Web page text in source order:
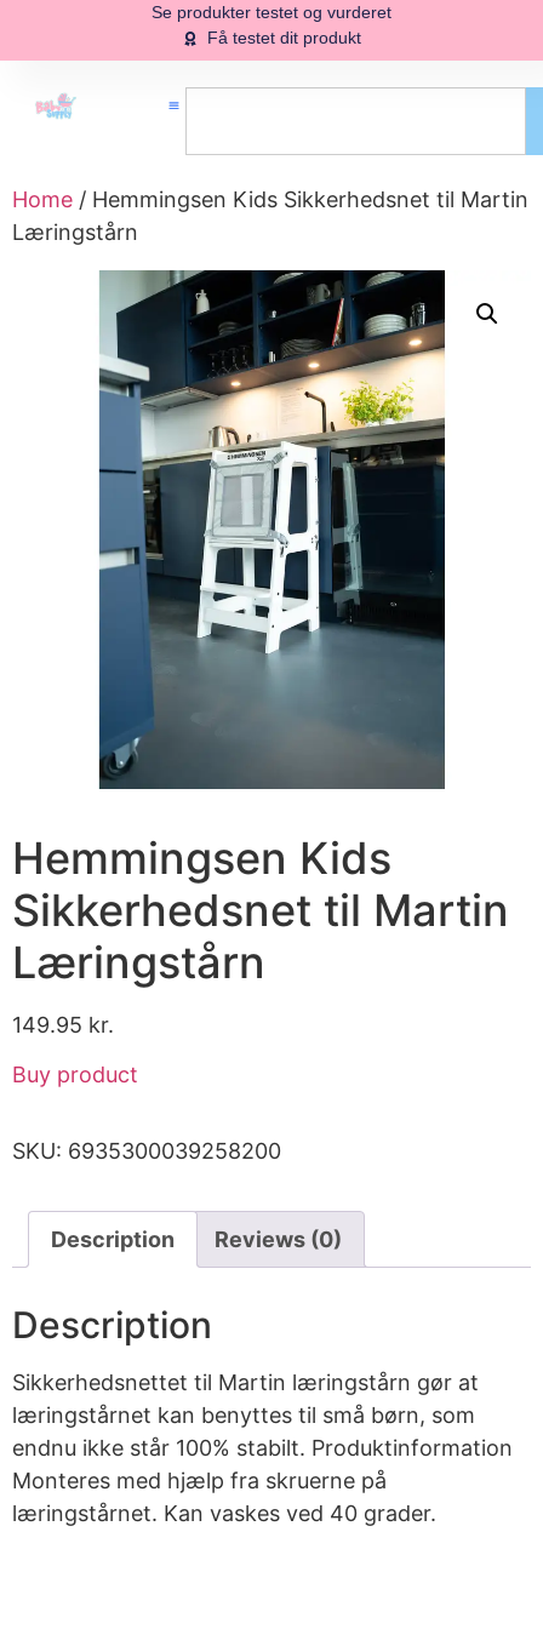
Se produkter testet og vurderet
Få testet dit produkt
Home / Hemmingsen Kids Sikkerhedsnet til Martin
Læringstårn
Hemmingsen Kids
Sikkerhedsnet til Martin
Læringstårn
149.95 kr.
Buy product
SKU: 6935300039258200
Description Reviews (0)
Description
Sikkerhedsnettet til Martin læringstårn gør at
læringstårnet kan benyttes til små børn, som
endnu ikke står 100% stabilt. Produktinformation
Monteres med hjælp fra skruerne på
læringstårnet. Kan vaskes ved 40 grader.